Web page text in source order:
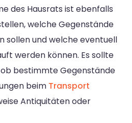
des Hausrats ist ebenfalls
welche Gegenstände
sollen und welche eventuell
werden können. Es sollte
bestimmte Gegenstände
beim Transport
Antiquitäten oder